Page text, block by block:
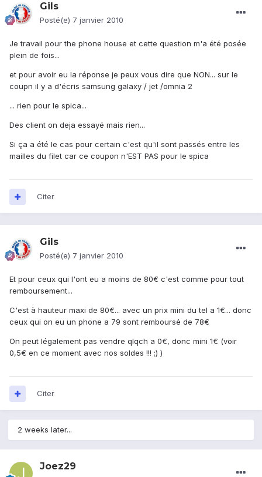
Gils
Posté(e) 7 janvier 2010
Je travail pour the phone house et cette question m'a été posée
plein de fois...
et pour avoir eu la réponse je peux vous dire que NON... sur le
coupn il y a d'écris samsung galaxy / jet /omnia 2
... rien pour le spica...
Des client on deja essayé mais rien...
Si ça a été le cas pour certain c'est qu'il sont passés entre les
mailles du filet car ce coupon n'EST PAS pour le spica
Citer
Gils
Posté(e) 7 janvier 2010
Et pour ceux qui l'ont eu a moins de 80€ c'est comme pour tout
remboursement...
C'est à hauteur maxi de 80€... avec un prix mini du tel a 1€... donc
ceux qui on eu un phone a 79 sont remboursé de 78€
On peut légalement pas vendre qlqch a 0€, donc mini 1€ (voir
0,5€ en ce moment avec nos soldes !!! ;) )
Citer
2 weeks later...
Joez29